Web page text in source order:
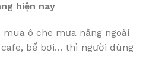
hiện nay
ô che mưa nắng ngoài
bể bơi… thì người dùng